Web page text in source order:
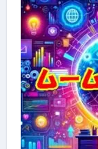
名
や
登
録
情
報
ム
ー
ム
ー
ド
メ